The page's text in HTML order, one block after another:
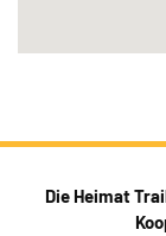
Die Heimat